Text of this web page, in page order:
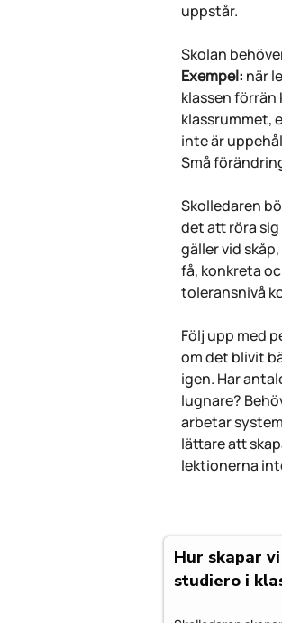
uppstår.
Skolan
Exempel: när
klassen förrän
klassrummet,
inte är
Små
Skolledaren
det att röra
gäller vid
få, konkreta
toleransnivå
Följ upp med
om det blivit
igen. Har
lugnare?
arbetar
lättare att
lektionerna
Hur skapar
studiero i